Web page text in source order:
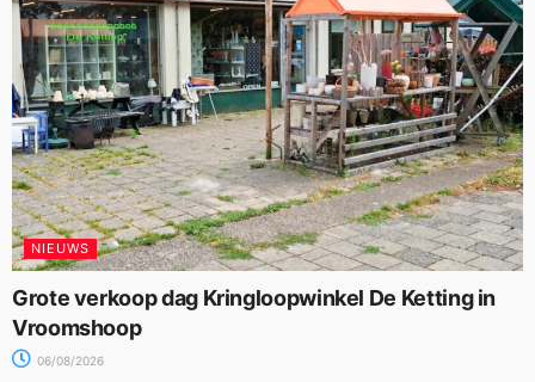
NIEUWS
Grote verkoop dag Kringloopwinkel De Ketting in
Vroomshoop
06/08/2026